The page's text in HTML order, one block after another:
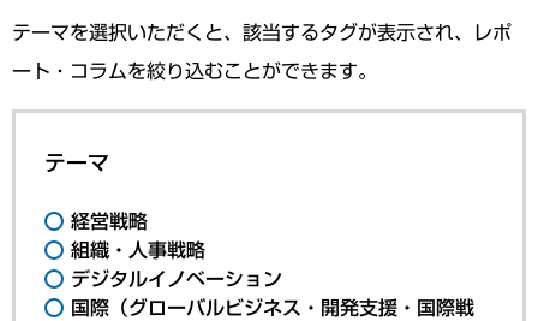
テーマを選択いただくと、該当するタグが表示され、レポ
ート・コラムを絞り込むことができます。
テーマ
経営戦略
組織・人事戦略
デジタルイノベーション
国際（グローバルビジネス・開発支援・国際戦